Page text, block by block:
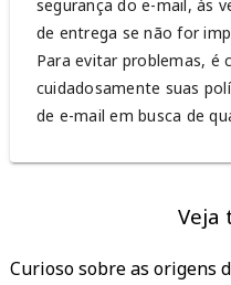
segurança do e-mail, às
de entrega se não for
Para evitar problemas, é
cuidadosamente suas
de e-mail em busca de
Veja
Curioso sobre as origens